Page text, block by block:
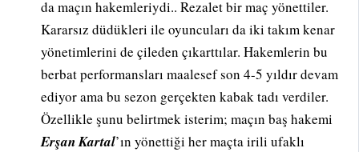
da maçın hakemleriydi.. Rezalet bir maç yönettiler.
Kararsız düdükleri ile oyuncuları da iki takım kenar
yönetimlerini de çileden çıkarttılar. Hakemlerin bu
berbat performansları maalesef son 4-5 yıldır devam
ediyor ama bu sezon gerçekten kabak tadı verdiler.
Özellikle şunu belirtmek isterim; maçın baş hakemi
Erşan Kartal’ın yönettiği her maçta irili ufaklı